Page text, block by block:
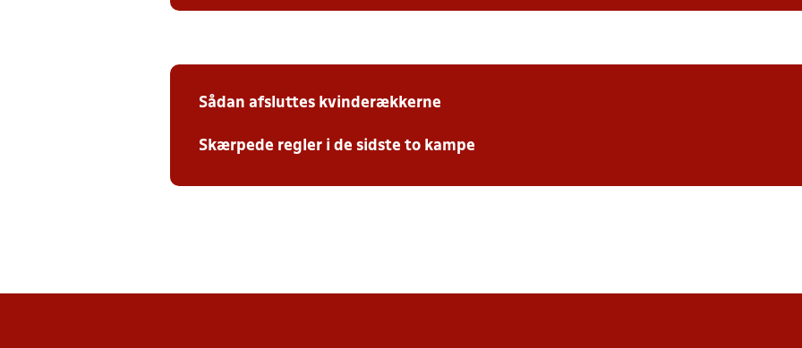
Sådan afsluttes kvinderækkerne
Skærpede regler i de sidste to kampe